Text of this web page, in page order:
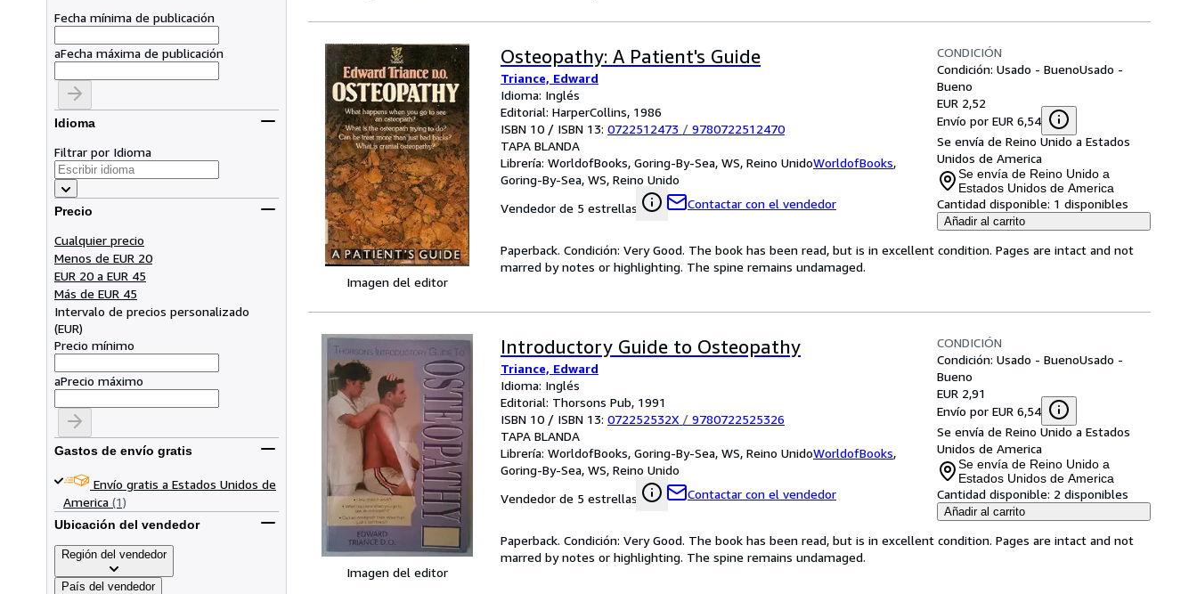
Fecha mínima de publicación
aFecha máxima de publicación
Idioma
Filtrar por Idioma
Precio
Cualquier precio
Menos de EUR 20
EUR 20 a EUR 45
Más de EUR 45
Intervalo de precios personalizado
(EUR)
Precio mínimo
aPrecio máximo
Gastos de envío gratis
Envío gratis a Estados Unidos de
America (1)
Ubicación del vendedor
Región del vendedor
País del vendedor
Imagen del editor
Osteopathy: A Patient's Guide
Triance, Edward
Idioma: Inglés
Editorial: HarperCollins, 1986
ISBN 10 / ISBN 13: 0722512473 / 9780722512470
TAPA BLANDA
Librería: WorldofBooks, Goring-By-Sea, WS, Reino UnidoWorldofBooks,
Goring-By-Sea, WS, Reino Unido
Vendedor de 5 estrellas
Contactar con el vendedor
CONDICIÓN
Condición: Usado - BuenoUsado -
Bueno
EUR 2,52
Envío por EUR 6,54
Se envía de Reino Unido a Estados
Unidos de America
Se envía de Reino Unido a
Estados Unidos de America
Cantidad disponible: 1 disponibles
Añadir al carrito
Paperback. Condición: Very Good. The book has been read, but is in excellent condition. Pages are intact and not
marred by notes or highlighting. The spine remains undamaged.
Imagen del editor
Introductory Guide to Osteopathy
Triance, Edward
Idioma: Inglés
Editorial: Thorsons Pub, 1991
ISBN 10 / ISBN 13: 072252532X / 9780722525326
TAPA BLANDA
Librería: WorldofBooks, Goring-By-Sea, WS, Reino UnidoWorldofBooks,
Goring-By-Sea, WS, Reino Unido
Vendedor de 5 estrellas
Contactar con el vendedor
CONDICIÓN
Condición: Usado - BuenoUsado -
Bueno
EUR 2,91
Envío por EUR 6,54
Se envía de Reino Unido a Estados
Unidos de America
Se envía de Reino Unido a
Estados Unidos de America
Cantidad disponible: 2 disponibles
Añadir al carrito
Paperback. Condición: Very Good. The book has been read, but is in excellent condition. Pages are intact and not
marred by notes or highlighting. The spine remains undamaged.